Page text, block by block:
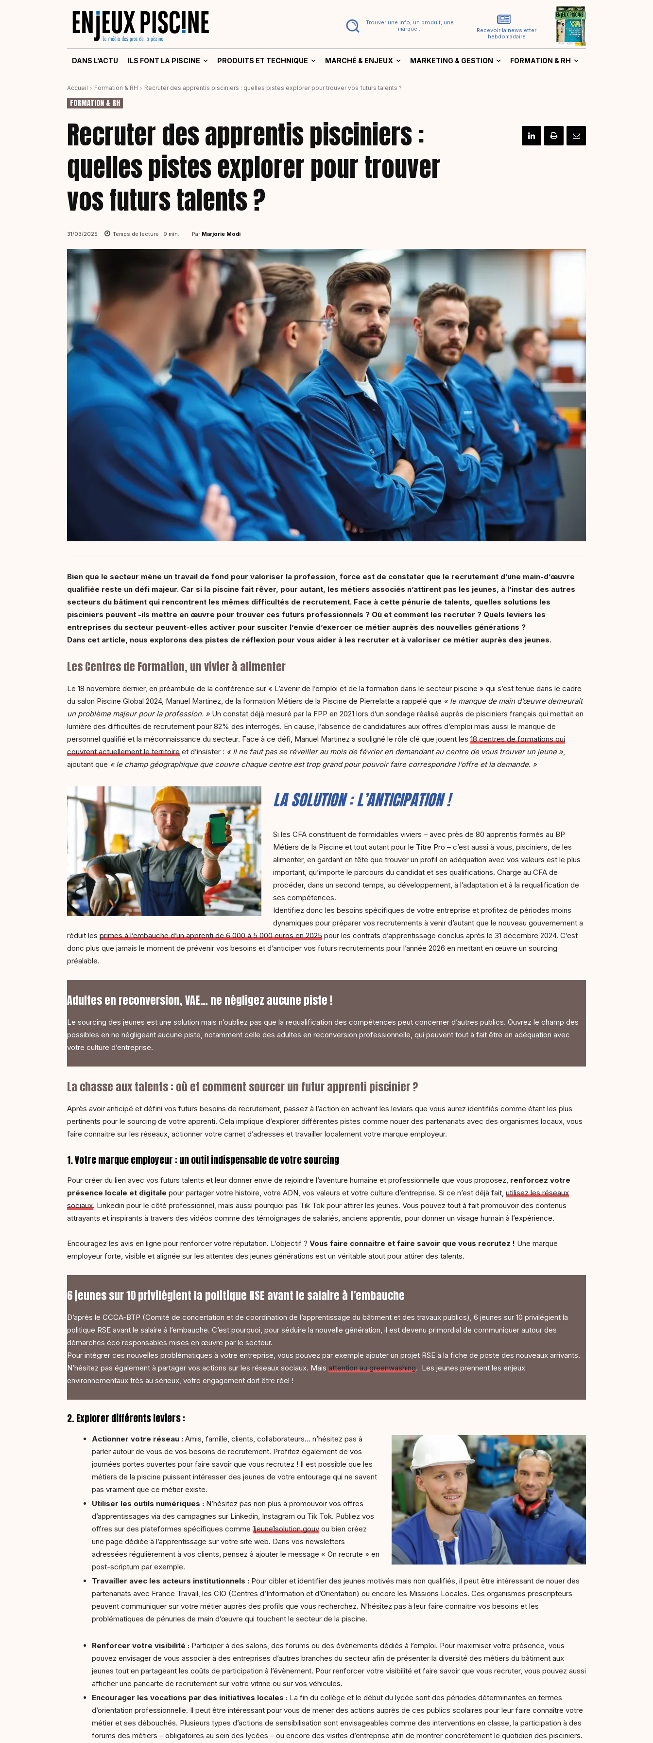
Trouver une info, un produit, une
marque...
Recevoir la newsletter
hebdomadaire
DANS L’ACTU ILS FONT LA PISCINE PRODUITS ET TECHNIQUE MARCHÉ & ENJEUX MARKETING & GESTION FORMATION & RH
Accueil Formation & RH Recruter des apprentis pisciniers : quelles pistes explorer pour trouver vos futurs talents ?
FORMATION & RH
Recruter des apprentis pisciniers :
quelles pistes explorer pour trouver
vos futurs talents ?
31/03/2025 Temps de lecture : 9 min. Par Marjorie Modi
Bien que le secteur mène un travail de fond pour valoriser la profession, force est de constater que le recrutement d’une main-d’œuvre
qualifiée reste un défi majeur. Car si la piscine fait rêver, pour autant, les métiers associés n’attirent pas les jeunes, à l’instar des autres
secteurs du bâtiment qui rencontrent les mêmes difficultés de recrutement. Face à cette pénurie de talents, quelles solutions les
pisciniers peuvent -ils mettre en œuvre pour trouver ces futurs professionnels ? Où et comment les recruter ? Quels leviers les
entreprises du secteur peuvent-elles activer pour susciter l’envie d’exercer ce métier auprès des nouvelles générations ?
Dans cet article, nous explorons des pistes de réflexion pour vous aider à les recruter et à valoriser ce métier auprès des jeunes.
Les Centres de Formation, un vivier à alimenter
Le 18 novembre dernier, en préambule de la conférence sur « L’avenir de l’emploi et de la formation dans le secteur piscine » qui s’est tenue dans le cadre
du salon Piscine Global 2024, Manuel Martinez, de la formation Métiers de la Piscine de Pierrelatte a rappelé que « le manque de main d’œuvre demeurait
un problème majeur pour la profession. » Un constat déjà mesuré par la FPP en 2021 lors d’un sondage réalisé auprès de pisciniers français qui mettait en
lumière des difficultés de recrutement pour 82% des interrogés. En cause, l’absence de candidatures aux offres d’emploi mais aussi le manque de
personnel qualifié et la méconnaissance du secteur. Face à ce défi, Manuel Martinez a souligné le rôle clé que jouent les 18 centres de formations qui
couvrent actuellement le territoire et d’insister : « Il ne faut pas se réveiller au mois de février en demandant au centre de vous trouver un jeune »,
ajoutant que « le champ géographique que couvre chaque centre est trop grand pour pouvoir faire correspondre l’offre et la demande. »
LA SOLUTION : L’ANTICIPATION !
Si les CFA constituent de formidables viviers – avec près de 80 apprentis formés au BP
Métiers de la Piscine et tout autant pour le Titre Pro – c’est aussi à vous, pisciniers, de les
alimenter, en gardant en tête que trouver un profil en adéquation avec vos valeurs est le plus
important, qu’importe le parcours du candidat et ses qualifications. Charge au CFA de
procéder, dans un second temps, au développement, à l’adaptation et à la requalification de
ses compétences.
Identifiez donc les besoins spécifiques de votre entreprise et profitez de périodes moins
dynamiques pour préparer vos recrutements à venir d’autant que le nouveau gouvernement a
réduit les primes à l’embauche d’un apprenti de 6 000 à 5 000 euros en 2025 pour les contrats d’apprentissage conclus après le 31 décembre 2024. C’est
donc plus que jamais le moment de prévenir vos besoins et d’anticiper vos futurs recrutements pour l’année 2026 en mettant en œuvre un sourcing
préalable.
Adultes en reconversion, VAE… ne négligez aucune piste !
Le sourcing des jeunes est une solution mais n’oubliez pas que la requalification des compétences peut concerner d’autres publics. Ouvrez le champ des
possibles en ne négligeant aucune piste, notamment celle des adultes en reconversion professionnelle, qui peuvent tout à fait être en adéquation avec
votre culture d’entreprise.
La chasse aux talents : où et comment sourcer un futur apprenti piscinier ?
Après avoir anticipé et défini vos futurs besoins de recrutement, passez à l’action en activant les leviers que vous aurez identifiés comme étant les plus
pertinents pour le sourcing de votre apprenti. Cela implique d’explorer différentes pistes comme nouer des partenariats avec des organismes locaux, vous
faire connaitre sur les réseaux, actionner votre carnet d’adresses et travailler localement votre marque employeur.
1. Votre marque employeur : un outil indispensable de votre sourcing
Pour créer du lien avec vos futurs talents et leur donner envie de rejoindre l’aventure humaine et professionnelle que vous proposez, renforcez votre
présence locale et digitale pour partager votre histoire, votre ADN, vos valeurs et votre culture d’entreprise. Si ce n’est déjà fait, utilisez les réseaux
sociaux. Linkedin pour le côté professionnel, mais aussi pourquoi pas Tik Tok pour attirer les jeunes. Vous pouvez tout à fait promouvoir des contenus
attrayants et inspirants à travers des vidéos comme des témoignages de salariés, anciens apprentis, pour donner un visage humain à l’expérience.
Encouragez les avis en ligne pour renforcer votre réputation. L’objectif ? Vous faire connaitre et faire savoir que vous recrutez ! Une marque
employeur forte, visible et alignée sur les attentes des jeunes générations est un véritable atout pour attirer des talents.
6 jeunes sur 10 privilégient la politique RSE avant le salaire à l’embauche
D’après le CCCA-BTP (Comité de concertation et de coordination de l’apprentissage du bâtiment et des travaux publics), 6 jeunes sur 10 privilégient la
politique RSE avant le salaire à l’embauche. C’est pourquoi, pour séduire la nouvelle génération, il est devenu primordial de communiquer autour des
démarches éco responsables mises en œuvre par le secteur.
Pour intégrer ces nouvelles problématiques à votre entreprise, vous pouvez par exemple ajouter un projet RSE à la fiche de poste des nouveaux arrivants.
N’hésitez pas également à partager vos actions sur les réseaux sociaux. Mais attention au greenwashing. Les jeunes prennent les enjeux
environnementaux très au sérieux, votre engagement doit être réel !
2. Explorer différents leviers :
Actionner votre réseau : Amis, famille, clients, collaborateurs… n’hésitez pas à
parler autour de vous de vos besoins de recrutement. Profitez également de vos
journées portes ouvertes pour faire savoir que vous recrutez ! Il est possible que les
métiers de la piscine puissent intéresser des jeunes de votre entourage qui ne savent
pas vraiment que ce métier existe.
Utiliser les outils numériques : N’hésitez pas non plus à promouvoir vos offres
d’apprentissages via des campagnes sur Linkedin, Instagram ou Tik Tok. Publiez vos
offres sur des plateformes spécifiques comme 1jeune1solution.gouv ou bien créez
une page dédiée à l’apprentissage sur votre site web. Dans vos newsletters
adressées régulièrement à vos clients, pensez à ajouter le message « On recrute » en
post-scriptum par exemple.
Travailler avec les acteurs institutionnels : Pour cibler et identifier des jeunes motivés mais non qualifiés, il peut être intéressant de nouer des
partenariats avec France Travail, les CIO (Centres d’Information et d’Orientation) ou encore les Missions Locales. Ces organismes prescripteurs
peuvent communiquer sur votre métier auprès des profils que vous recherchez. N’hésitez pas à leur faire connaitre vos besoins et les
problématiques de pénuries de main d’œuvre qui touchent le secteur de la piscine.
Renforcer votre visibilité : Participer à des salons, des forums ou des évènements dédiés à l’emploi. Pour maximiser votre présence, vous
pouvez envisager de vous associer à des entreprises d’autres branches du secteur afin de présenter la diversité des métiers du bâtiment aux
jeunes tout en partageant les coûts de participation à l’évènement. Pour renforcer votre visibilité et faire savoir que vous recruter, vous pouvez aussi
afficher une pancarte de recrutement sur votre vitrine ou sur vos véhicules.
Encourager les vocations par des initiatives locales : La fin du collège et le début du lycée sont des périodes déterminantes en termes
d’orientation professionnelle. Il peut être intéressant pour vous de mener des actions auprès de ces publics scolaires pour leur faire connaître votre
métier et ses débouchés. Plusieurs types d’actions de sensibilisation sont envisageables comme des interventions en classe, la participation à des
forums des métiers – obligatoires au sein des lycées – ou encore des visites d’entreprise afin de montrer concrètement le quotidien des pisciniers.